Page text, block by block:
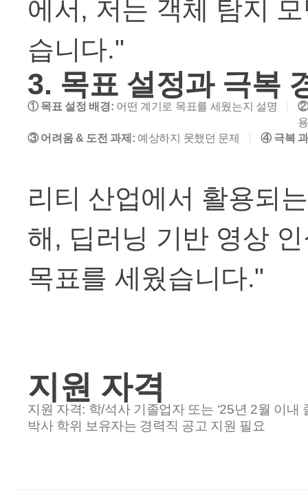
에서, 저는 객체 탐지
습니다."
3. 목표 설정과 극복
① 목표 설정 배경: 어떤 계기로 목표를 세웠는지 설명
②
용
③ 어려움 & 도전 과제: 예상하지 못했던 문제 ④ 극복
리티 산업에서 활용되
해, 딥러닝 기반 영상
목표를 세웠습니다."
지원 자격
지원 자격: 학/석사 기졸업자 또는 ‘25년 2월 이내
박사 학위 보유자는 경력직 공고 지원 필요